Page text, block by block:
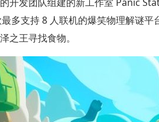
多支持 8 人联机的爆笑物理解谜
之王寻找食物。